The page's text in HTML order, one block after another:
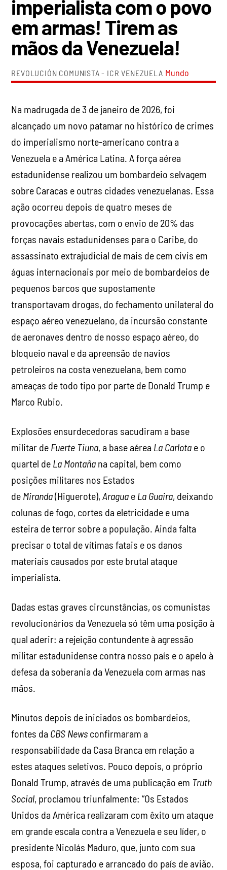
imperialista com o povo
em armas! Tirem as
mãos da Venezuela!
REVOLUCIÓN COMUNISTA - ICR VENEZUELA Mundo
Na madrugada de 3 de janeiro de 2026, foi
alcançado um novo patamar no histórico de crimes
do imperialismo norte-americano contra a
Venezuela e a América Latina. A força aérea
estadunidense realizou um bombardeio selvagem
sobre Caracas e outras cidades venezuelanas. Essa
ação ocorreu depois de quatro meses de
provocações abertas, com o envio de 20% das
forças navais estadunidenses para o Caribe, do
assassinato extrajudicial de mais de cem civis em
águas internacionais por meio de bombardeios de
pequenos barcos que supostamente
transportavam drogas, do fechamento unilateral do
espaço aéreo venezuelano, da incursão constante
de aeronaves dentro de nosso espaço aéreo, do
bloqueio naval e da apreensão de navios
petroleiros na costa venezuelana, bem como
ameaças de todo tipo por parte de Donald Trump e
Marco Rubio.
Explosões ensurdecedoras sacudiram a base
militar de Fuerte Tiuna, a base aérea La Carlota e o
quartel de La Montaña na capital, bem como
posições militares nos Estados
de Miranda(Higuerote),Aragua e La Guaira, deixando
colunas de fogo, cortes da eletricidade e uma
esteira de terror sobre a população. Ainda falta
precisar o total de vítimas fatais e os danos
materiais causados por este brutal ataque
imperialista.
Dadas estas graves circunstâncias, os comunistas
revolucionários da Venezuela só têm uma posição à
qual aderir: a rejeição contundente à agressão
militar estadunidense contra nosso país e o apelo à
defesa da soberania da Venezuela com armas nas
mãos.
Minutos depois de iniciados os bombardeios,
fontes da CBS News confirmaram a
responsabilidade da Casa Branca em relação a
estes ataques seletivos. Pouco depois, o próprio
Donald Trump, através de uma publicação em Truth
Social, proclamou triunfalmente: “Os Estados
Unidos da América realizaram com êxito um ataque
em grande escala contra a Venezuela e seu líder, o
presidente Nicolás Maduro, que, junto com sua
esposa, foi capturado e arrancado do país de avião.